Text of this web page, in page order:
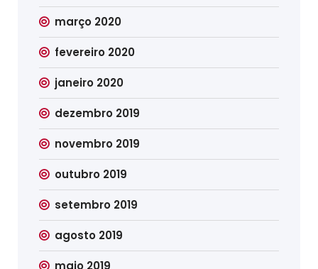
março 2020
fevereiro 2020
janeiro 2020
dezembro 2019
novembro 2019
outubro 2019
setembro 2019
agosto 2019